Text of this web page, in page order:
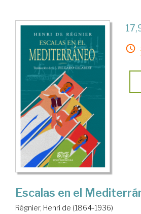
Escalas en el
Régnier, Henri de (1864-1936)